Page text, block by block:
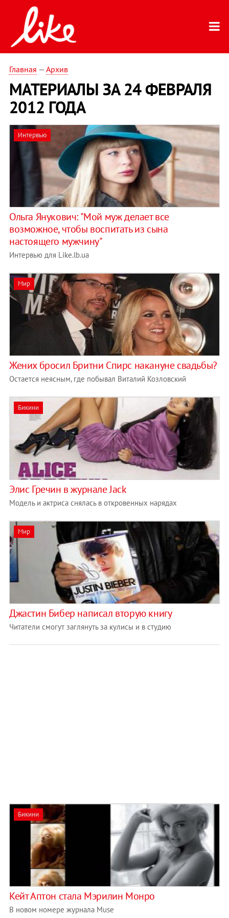
Главная —Архив
МАТЕРИАЛЫ ЗА 24 ФЕВРАЛЯ
2012 ГОДА
Интервью
Ольга Янукович: "Мой муж делает все
возможное, чтобы воспитать из сына
настоящего мужчину"
Интервью для Like.lb.ua
Мир
Жених бросил Бритни Спирс накануне свадьбы?
Остается неясным, где побывал Виталий Козловский
Бикини
Элис Гречин в журнале Jack
Модель и актриса снялась в откровенных нарядах
Мир
Джастин Бибер написал вторую книгу
Читатели смогут заглянуть за кулисы и в студию
Бикини
Кейт Аптон стала Мэрилин Монро
В новом номере журнала Muse